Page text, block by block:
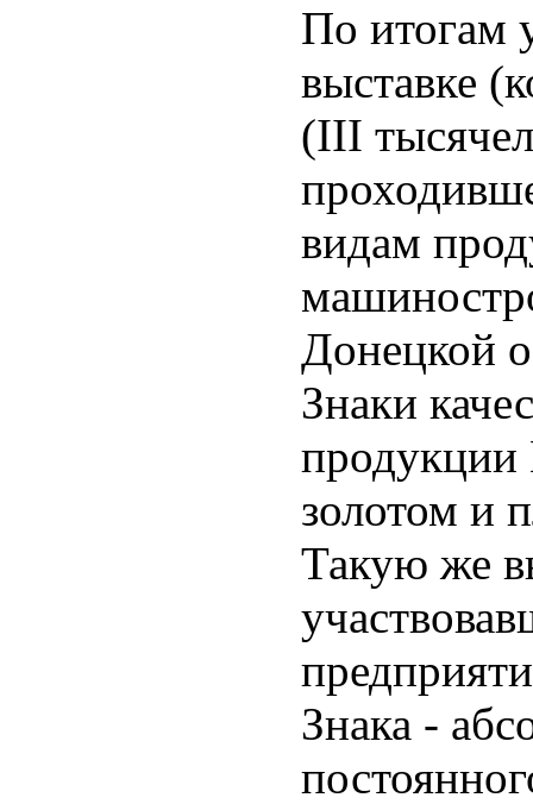
По итогам
выставке
(III
видам
Донецкой
Знаки
золотом и
Такую же
Знака -